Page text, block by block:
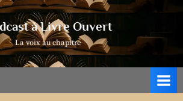
à Livre Ouvert
La voix au chapitre